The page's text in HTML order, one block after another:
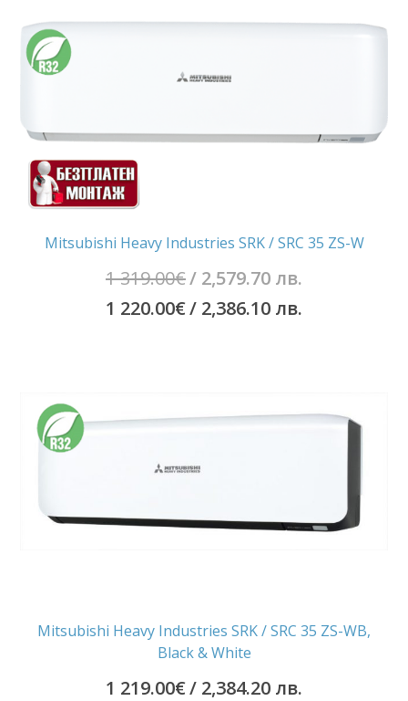
Mitsubishi Heavy Industries SRK / SRC 35 ZS-W
1 319.00€/ 2,579.70 лв.
2,579.70
1 220.00€/ 2,386.10 лв.
220.00€
2,386.10
лв..
Mitsubishi Heavy Industries SRK / SRC 35 ZS-WB,
Black & White
1 219.00€/ 2,384.20 лв.